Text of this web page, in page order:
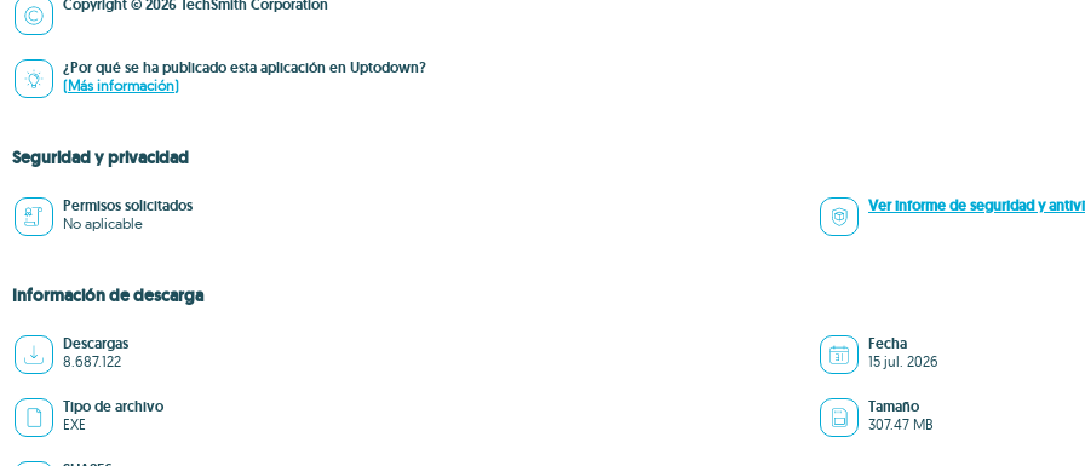
Copyright © 2026 TechSmith Corporation
¿Por qué se ha publicado esta aplicación en Uptodown?
(Más información)
Seguridad y privacidad
Permisos solicitados
No aplicable
Ver informe de seguridad y
Información de descarga
Descargas
8.687.122
Fecha
15 jul. 2026
Tipo de archivo
EXE
Tamaño
307.47 MB